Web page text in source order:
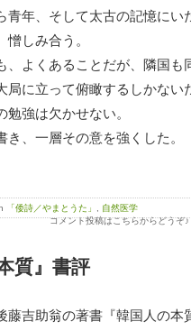
青年、そして太古の記憶にい
憎しみ合う。
、よくあることだが、隣国も
局に立って俯瞰するしかない
勉強は欠かせない。
き、一層その意を強くした。
「倭詩／やまとうた」
自然医学
コメント投稿はこちらからどうぞ
質』書評
藤吉助翁の著書『韓国人の本